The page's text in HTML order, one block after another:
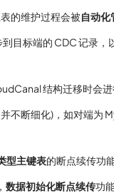
的维护过程会被自动化
到目标端的 CDC 记录
结构迁移时会
断细化)，如对端为
型主键表的断点续传功
数据初始化断点续传功